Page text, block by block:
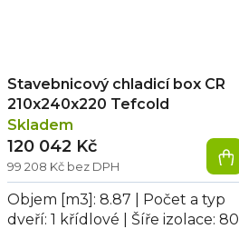
Stavebnicový chladicí box CR
210x240x220 Tefcold
Skladem
99 208 Kč bez DPH
120 042 Kč
Objem [m3]: 8.87 | Počet a typ
dveří: 1 křídlové | Šíře izolace: 80